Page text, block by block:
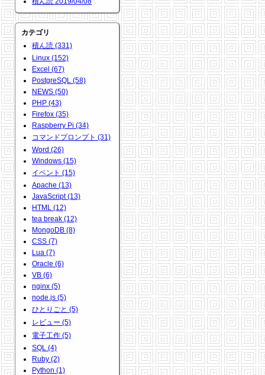
カテゴリ
積ん読 (331)
Linux (152)
Excel (67)
PostgreSQL (58)
NEWS (50)
PHP (43)
Firefox (35)
Raspberry Pi (34)
コマンドプロンプト (31)
Word (26)
Windows (15)
イベント (15)
Apache (13)
JavaScript (13)
HTML (12)
tea break (12)
MongoDB (8)
CSS (7)
Lua (7)
Oracle (6)
VB (6)
nginx (5)
node.js (5)
ひとりごと (5)
レビュー (5)
電子工作 (5)
SQL (4)
Ruby (2)
Python (1)